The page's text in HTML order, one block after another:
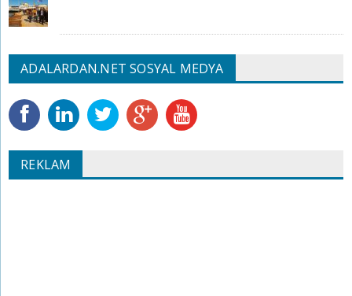
ADALARDAN.NET SOSYAL MEDYA
REKLAM